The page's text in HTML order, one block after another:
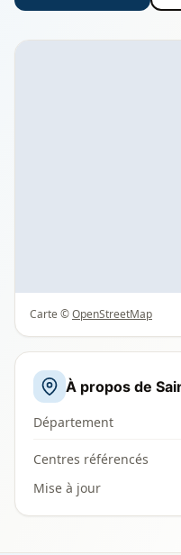
Carte ©OpenStreetMap
À propos de
Département
Centres référencés
Mise à jour